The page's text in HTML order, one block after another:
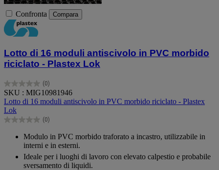
Confronta Compara
Lotto di 16 moduli antiscivolo in PVC morbido
riciclato - Plastex Lok
(0)
0.0
su
5
stelle.
SKU : MIG10981946
Lotto di 16 moduli antiscivolo in PVC morbido riciclato - Plastex
Lok
(0)
0.0
Modulo in PVC morbido traforato a incastro, utilizzabile in
interni e in esterni.
Ideale per i luoghi di lavoro con elevato calpestio e probabile
sversamento di liquidi.